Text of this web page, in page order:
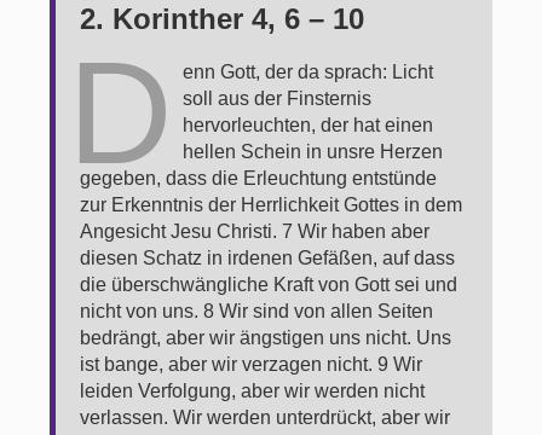
2. Korinther 4, 6 – 10
D
enn Gott, der da sprach: Licht
soll aus der Finsternis
hervorleuchten, der hat einen
hellen Schein in unsre Herzen
gegeben, dass die Erleuchtung entstünde
zur Erkenntnis der Herrlichkeit Gottes in dem
Angesicht Jesu Christi. 7 Wir haben aber
diesen Schatz in irdenen Gefäßen, auf dass
die überschwängliche Kraft von Gott sei und
nicht von uns. 8 Wir sind von allen Seiten
bedrängt, aber wir ängstigen uns nicht. Uns
ist bange, aber wir verzagen nicht. 9 Wir
leiden Verfolgung, aber wir werden nicht
verlassen. Wir werden unterdrückt, aber wir